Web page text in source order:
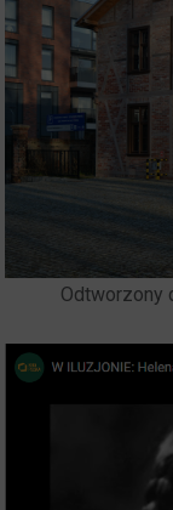
Odtworzony